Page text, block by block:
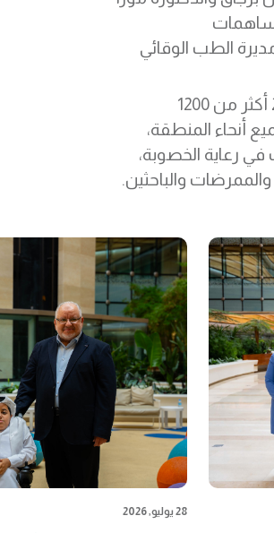
الطب الوقائي
جمع مؤتمر الشرق الأوسط للخصوبة 2024 أكثر من 1200
أنحاء المنطقة،
رعاية الخصوبة،
والممرضات والباحثين.
28 يوليو, 2026